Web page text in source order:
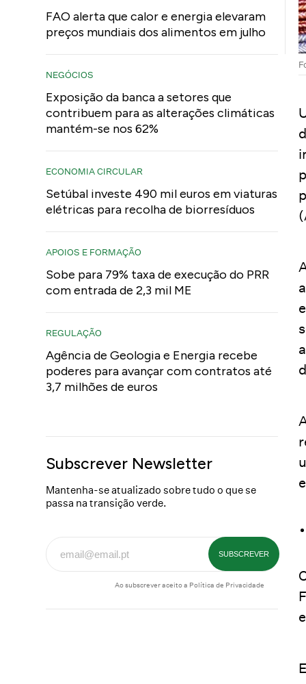
FAO alerta que calor e energia elevaram
preços mundiais dos alimentos em julho
NEGÓCIOS
Exposição da banca a setores que
contribuem para as alterações climáticas
mantém-se nos 62%
ECONOMIA CIRCULAR
Setúbal investe 490 mil euros em viaturas
elétricas para recolha de biorresíduos
APOIOS E FORMAÇÃO
Sobe para 79% taxa de execução do PRR
com entrada de 2,3 mil ME
REGULAÇÃO
Agência de Geologia e Energia recebe
poderes para avançar com contratos até
3,7 milhões de euros
Subscrever Newsletter
Mantenha-se atualizado sobre tudo o que se
passa na transição verde.
Ao subscrever aceito a Política de Privacidade